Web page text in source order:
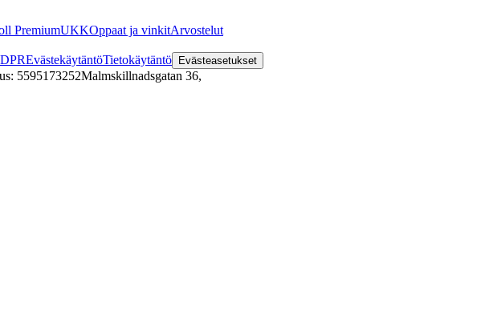
PremiumUKKOppaat ja vinkitArvostelut
EvästekäytäntöTietokäytäntö Evästeasetukset
5595173252Malmskillnadsgatan 36,